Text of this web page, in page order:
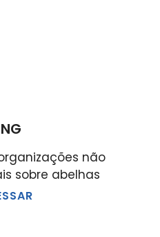
não
sobre abelhas